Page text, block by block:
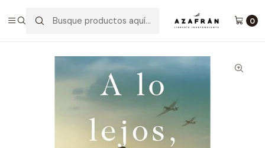
0
Novela Histórica
A Lo Lejos, El Mar